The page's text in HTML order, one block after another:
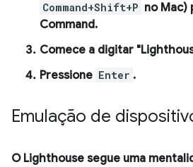
Command+Shift+P no Mac)
Command.
Comece a digitar
Pressione Enter .
Emulação de
O Lighthouse segue uma